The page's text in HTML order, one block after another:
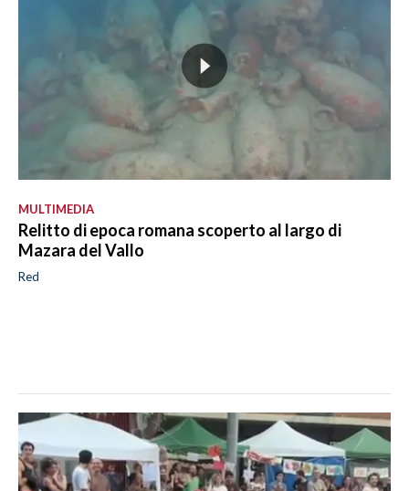
MULTIMEDIA
Relitto di epoca romana scoperto al largo di
Mazara del Vallo
Red